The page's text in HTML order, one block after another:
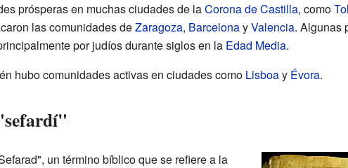
prósperas en muchas ciudades de laCorona de Castilla, como
las comunidades deZaragoza, BarcelonayValencia. Algunas
por judíos durante siglos en la Edad Media.
hubo comunidades activas en ciudades como Lisboay Évora.
un término bíblico que se refiere a la